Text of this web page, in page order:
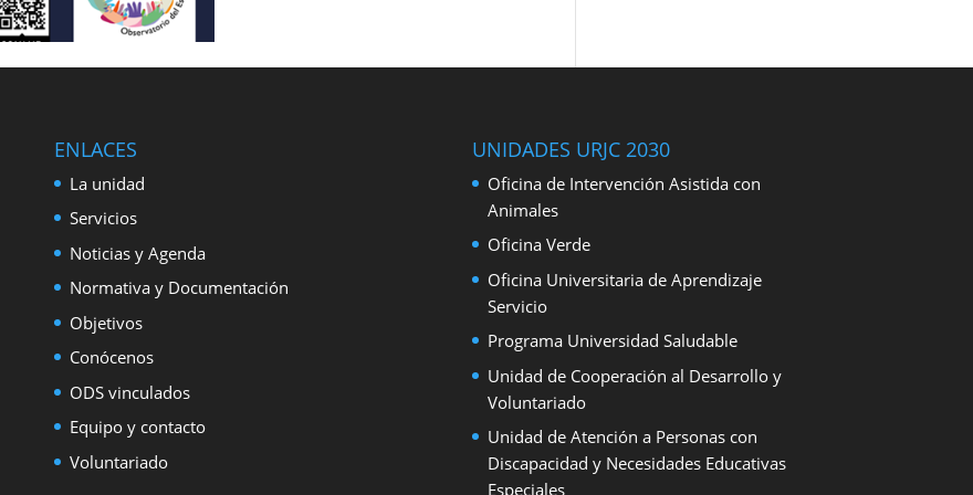
ENLACES
La unidad
Servicios
Noticias y Agenda
Normativa y Documentación
Objetivos
Conócenos
ODS vinculados
Equipo y contacto
Voluntariado
UNIDADES URJC 2030
Oficina de Intervención Asistida con
Animales
Oficina Verde
Oficina Universitaria de Aprendizaje
Servicio
Programa Universidad Saludable
Unidad de Cooperación al Desarrollo y
Voluntariado
Unidad de Atención a Personas con
Discapacidad y Necesidades Educativas
Especiales